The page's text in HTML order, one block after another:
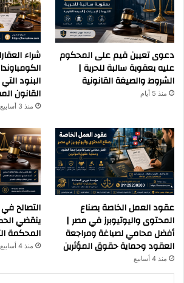
دعوى تعيين قيم على المحكوم
عليه بعقوبة سالبة للحرية |
الشروط والصيغة القانونية
منذ 5 أيام
شراء
البنود
القانون
منذ 3 أسابيع
عقود العمل الخاصة بصناع
المحتوى واليوتيوبرز في مصر |
أفضل محامي لصياغة ومراجعة
العقود وحماية حقوق المؤثرين
منذ 4 أسابيع
التصالح
ينقضي
المحكمة
منذ 4 أسابيع